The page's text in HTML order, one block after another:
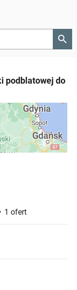
search
podblatowej do
1 ofert